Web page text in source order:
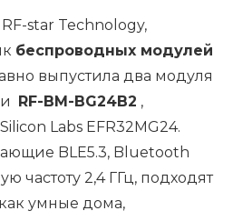
star Technology,
беспроводных модулей
выпустила два модуля
и RF-BM-BG24B2 ,
Labs EFR32MG24.
BLE5.3, Bluetooth
частоту 2,4 ГГц, подходят
умные дома,